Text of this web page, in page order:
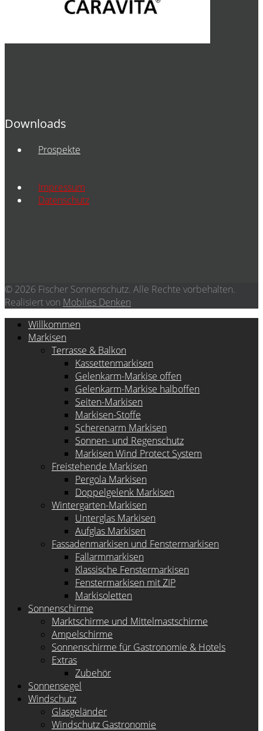
Downloads
Prospekte
Impressum
Datenschutz
© 2026 Fischer Sonnenschutz. Alle Rechte vorbehalten.
Realisiert von Mobiles Denken
Willkommen
Markisen
Terrasse & Balkon
Kassettenmarkisen
Gelenkarm-Markise offen
Gelenkarm-Markise halboffen
Seiten-Markisen
Markisen-Stoffe
Scherenarm Markisen
Sonnen- und Regenschutz
Markisen Wind Protect System
Freistehende Markisen
Pergola Markisen
Doppelgelenk Markisen
Wintergarten-Markisen
Unterglas Markisen
Aufglas Markisen
Fassadenmarkisen und Fenstermarkisen
Fallarmmarkisen
Klassische Fenstermarkisen
Fenstermarkisen mit ZIP
Markisoletten
Sonnenschirme
Marktschirme und Mittelmastschirme
Ampelschirme
Sonnenschirme für Gastronomie & Hotels
Extras
Zubehör
Sonnensegel
Windschutz
Glasgeländer
Windschutz Gastronomie